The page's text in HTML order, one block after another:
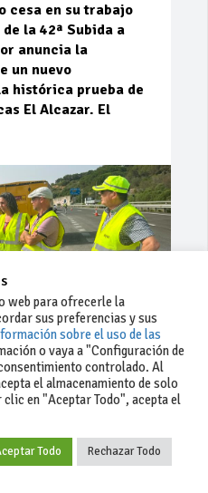
cesa en su trabajo
la 42ª Subida a
anuncia la
un nuevo
histórica prueba de
El Alcazar. El
83 0 0
mejoras en la
web para ofrecerle la
sus preferencias y sus
sobre el uso de las
o vaya a "Configuración de
controlado. Al
el almacenamiento de solo
en "Aceptar Todo", acepta el
Todo Rechazar Todo